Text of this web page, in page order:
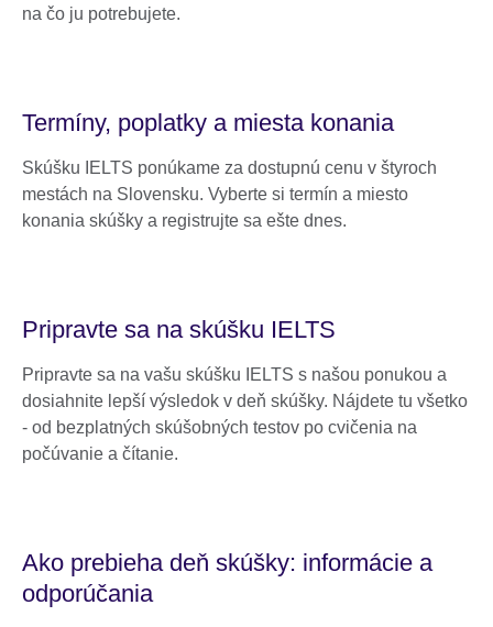
na čo ju potrebujete.
Termíny, poplatky a miesta konania
Skúšku IELTS ponúkame za dostupnú cenu v štyroch
mestách na Slovensku. Vyberte si termín a miesto
konania skúšky a registrujte sa ešte dnes.
Pripravte sa na skúšku IELTS
Pripravte sa na vašu skúšku IELTS s našou ponukou a
dosiahnite lepší výsledok v deň skúšky. Nájdete tu všetko
- od bezplatných skúšobných testov po cvičenia na
počúvanie a čítanie.
Ako prebieha deň skúšky: informácie a
odporúčania